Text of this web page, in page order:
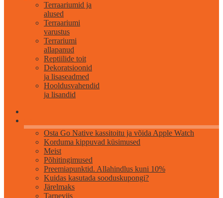
Terraariumid ja
alused
Terraariumi
varustus
Terrariumi
allapanud
Reptiilide toit
Dekoratsioonid
ja lisaseadmed
Hooldusvahendid
ja lisandid
Osta Go Native kassitoitu ja võida Apple Watch
Korduma kippuvad küsimused
Meist
Põhitingimused
Preemiapunktid. Allahindlus kuni 10%
Kuidas kasutada sooduskupongi?
Järelmaks
Tarneviis